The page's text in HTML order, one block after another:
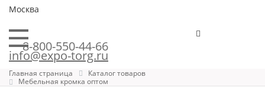
Москва
8-800-550-44-66
info@expo-torg.ru
Главная страница
Каталог товаров
Мебельная кромка оптом